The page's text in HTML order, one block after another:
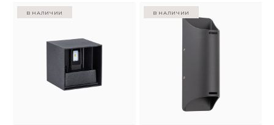
в наличии в наличии